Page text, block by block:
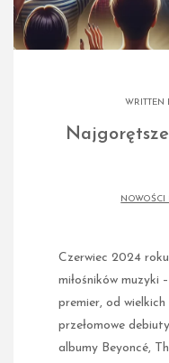
WRITTEN
NOWOŚCI
Czerwiec 2024
miłośników muzyki
premier, od
przełomowe
albumy Beyoncé,